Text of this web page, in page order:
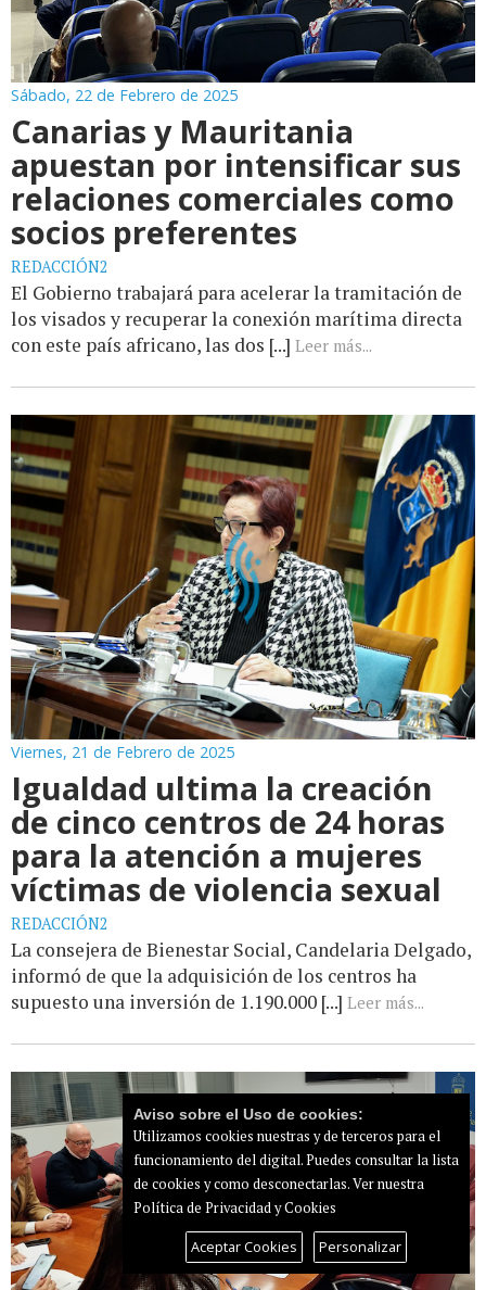
Sábado, 22 de Febrero de 2025
Canarias y Mauritania
apuestan por intensificar sus
relaciones comerciales como
socios preferentes
REDACCIÓN2
El Gobierno trabajará para acelerar la tramitación de
los visados y recuperar la conexión marítima directa
con este país africano, las dos [...] Leer más...
Viernes, 21 de Febrero de 2025
Igualdad ultima la creación
de cinco centros de 24 horas
para la atención a mujeres
víctimas de violencia sexual
REDACCIÓN2
La consejera de Bienestar Social, Candelaria Delgado,
informó de que la adquisición de los centros ha
supuesto una inversión de 1.190.000 [...] Leer más...
Aviso sobre el Uso de cookies:
Utilizamos cookies nuestras y de terceros para el
funcionamiento del digital. Puedes consultar la lista
de cookies y como desconectarlas.Ver nuestra
Política de Privacidad y Cookies
Aceptar Cookies Personalizar